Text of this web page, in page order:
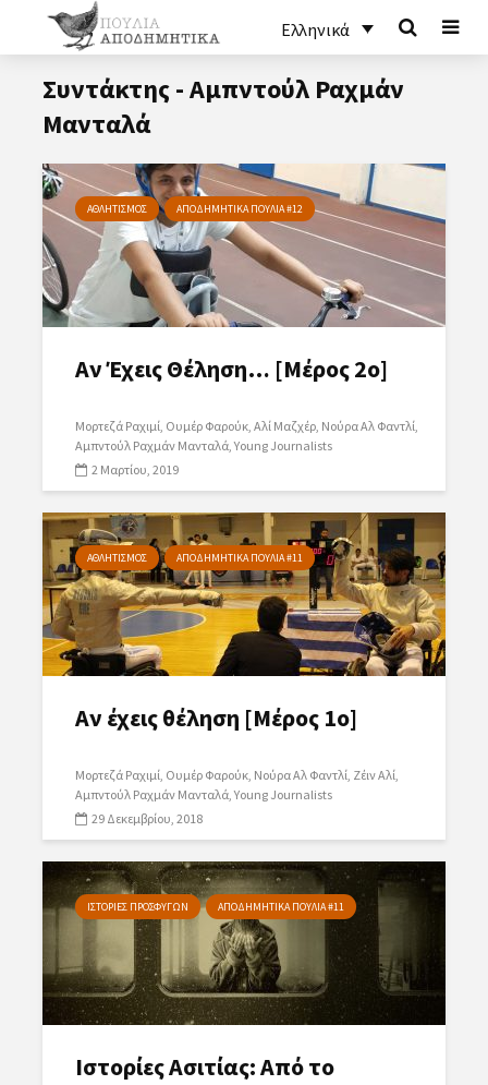
Ελληνικά
Συντάκτης - Αμπντούλ Ραχμάν
Μανταλά
ΑΘΛΗΤΙΣΜΟΣ ΑΠΟΔΗΜΗΤΙΚΑ ΠΟΥΛΙΑ #12
Αν Έχεις Θέληση… [Μέρος 2ο]
Μορτεζά Ραχιμί Ουμέρ Φαρούκ Αλί Μαζχέρ Νούρα Αλ Φαντλί
Αμπντούλ Ραχμάν Μανταλά Young Journalists
2 Μαρτίου, 2019
ΑΘΛΗΤΙΣΜΟΣ ΑΠΟΔΗΜΗΤΙΚΑ ΠΟΥΛΙΑ #11
Αν έχεις θέληση [Μέρος 1ο]
Μορτεζά Ραχιμί Ουμέρ Φαρούκ Νούρα Αλ Φαντλί Ζέιν Αλί
Αμπντούλ Ραχμάν Μανταλά Young Journalists
29 Δεκεμβρίου, 2018
ΙΣΤΟΡΙΕΣ ΠΡΟΣΦΥΓΩΝ ΑΠΟΔΗΜΗΤΙΚΑ ΠΟΥΛΙΑ #11
Ιστορίες Ασιτίας: Από το